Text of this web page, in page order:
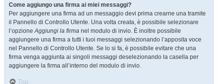
Come aggiungo una firma ai miei messaggi?
Per aggiungere una firma ad un messaggio devi prima crearne una tramite
il Pannello di Controllo Utente. Una volta creata, è possibile selezionare
l’opzioneAggiungi la firma nel modulo di invio. È inoltre possibile
aggiungere una firma a tutti i tuoi messaggi selezionando l’apposita voce
nel Pannello di Controllo Utente. Se lo si fa, è possibile evitare che una
firma venga aggiunta ai singoli messaggi deselezionando la casella per
aggiungere la firma all’interno del modulo di invio.
Top